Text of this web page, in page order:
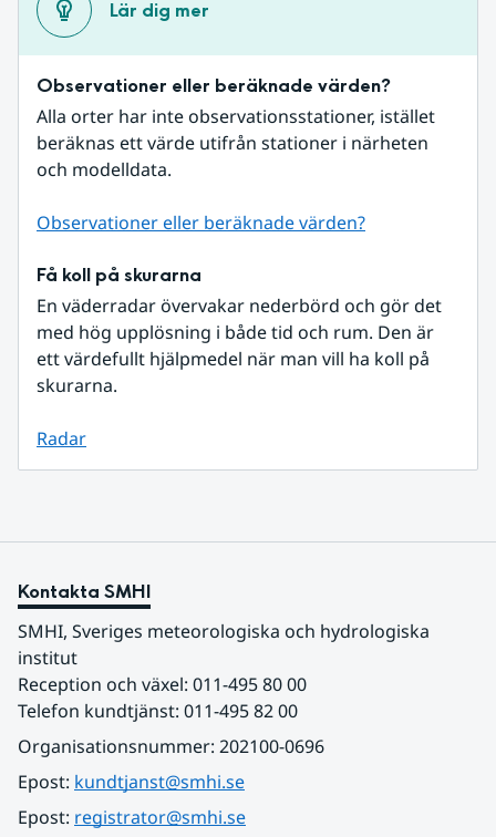
Lär dig mer
Observationer eller beräknade värden?
Alla orter har inte observationsstationer, istället
beräknas ett värde utifrån stationer i närheten
och modelldata.
Observationer eller beräknade värden?
Få koll på skurarna
En väderradar övervakar nederbörd och gör det
med hög upplösning i både tid och rum. Den är
ett värdefullt hjälpmedel när man vill ha koll på
skurarna.
Radar
Kontakta SMHI
SMHI, Sveriges meteorologiska och hydrologiska
institut
Reception och växel: 011-495 80 00
Telefon kundtjänst: 011-495 82 00
Organisationsnummer: 202100-0696
Epost: kundtjanst@smhi.se
Epost: registrator@smhi.se